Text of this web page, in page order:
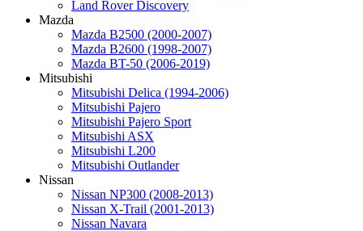
Land Rover Discovery
Mazda
Mazda B2500 (2000-2007)
Mazda B2600 (1998-2007)
Mazda BT-50 (2006-2019)
Mitsubishi
Mitsubishi Delica (1994-2006)
Mitsubishi Pajero
Mitsubishi Pajero Sport
Mitsubishi ASX
Mitsubishi L200
Mitsubishi Outlander
Nissan
Nissan NP300 (2008-2013)
Nissan X-Trail (2001-2013)
Nissan Navara